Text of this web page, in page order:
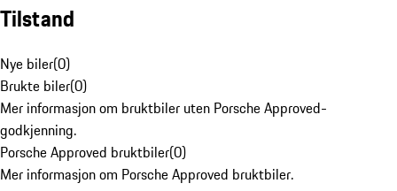
Tilstand
Nye biler(0)
Brukte biler(0)
Mer informasjon om bruktbiler uten Porsche Approved-
godkjenning.
Porsche Approved bruktbiler(0)
Mer informasjon om Porsche Approved bruktbiler.